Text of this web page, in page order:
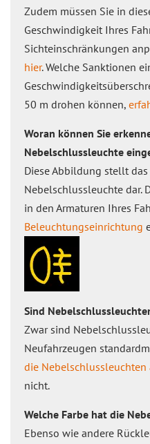
Zudem müssen Sie in
Geschwindigkeit Ihres
Sichteinschränkungen
hier. Welche Sanktionen
50 m drohen können,
Woran können Sie
Nebelschlussleuchte
Diese Abbildung stellt
Nebelschlussleuchte dar.
in den Armaturen Ihres
Beleuchtungseinrichtung
Sind
Zwar sind
Neufahrzeugen
die Nebelschlussleuchten
nicht.
Welche Farbe hat die
Ebenso wie andere